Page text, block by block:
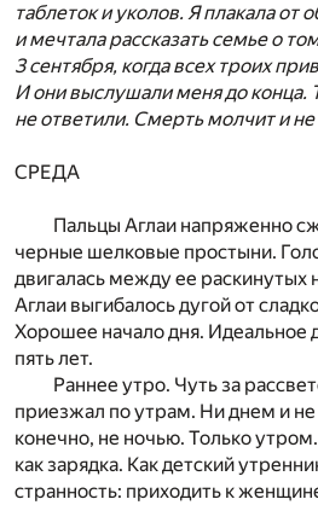
таблеток и уколов. Я плакала от
и мечтала рассказать семье о
3 сентября, когда всех троих
И они выслушали меня до конца.
не ответили. Смерть молчит и не
СРЕДА
Пальцы Аглаи напряженно
черные шелковые простыни.
двигалась между ее раскинутых
Аглаи выгибалось дугой от
Хорошее начало дня. Идеальное
пять лет.
Раннее утро. Чуть за
приезжал по утрам. Ни днем и
конечно, не ночью. Только
как зарядка. Как детский
странность: приходить к